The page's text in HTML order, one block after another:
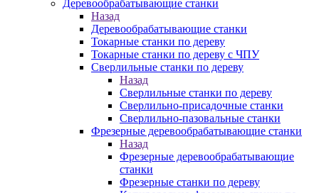
Деревообрабатывающие станки
Назад
Деревообрабатывающие станки
Токарные станки по дереву
Токарные станки по дереву с ЧПУ
Сверлильные станки по дереву
Назад
Сверлильные станки по дереву
Сверлильно-присадочные станки
Сверлильно-пазовальные станки
Фрезерные деревообрабатывающие станки
Назад
Фрезерные деревообрабатывающие
станки
Фрезерные станки по дереву